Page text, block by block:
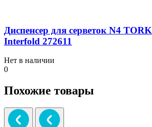
Диспенсер для серветок N4 TORK
Interfold 272611
Нет в наличии
0
Похожие товары